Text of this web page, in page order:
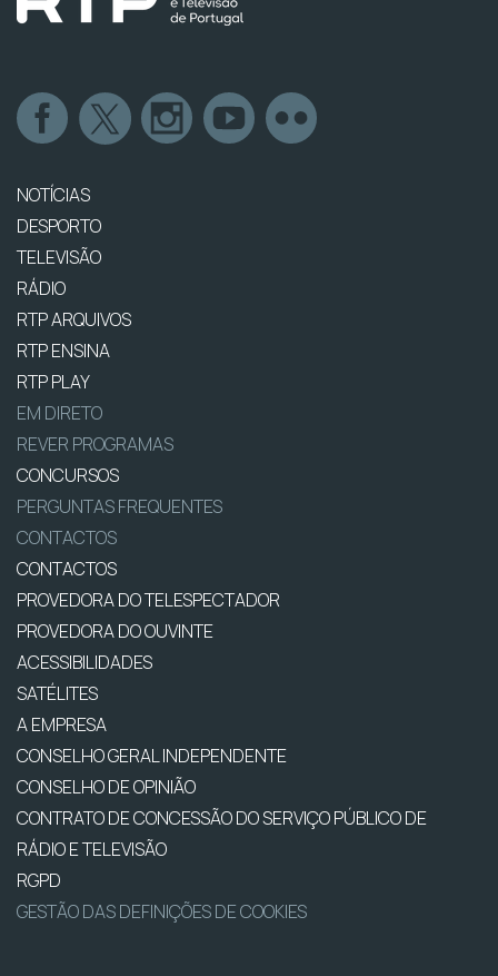
NOTÍCIAS
DESPORTO
TELEVISÃO
RÁDIO
RTP ARQUIVOS
RTP ENSINA
RTP PLAY
EM DIRETO
REVER PROGRAMAS
CONCURSOS
PERGUNTAS FREQUENTES
CONTACTOS
CONTACTOS
PROVEDORA DO TELESPECTADOR
PROVEDORA DO OUVINTE
ACESSIBILIDADES
SATÉLITES
A EMPRESA
CONSELHO GERAL INDEPENDENTE
CONSELHO DE OPINIÃO
CONTRATO DE CONCESSÃO DO SERVIÇO PÚBLICO DE
RÁDIO E TELEVISÃO
RGPD
GESTÃO DAS DEFINIÇÕES DE COOKIES